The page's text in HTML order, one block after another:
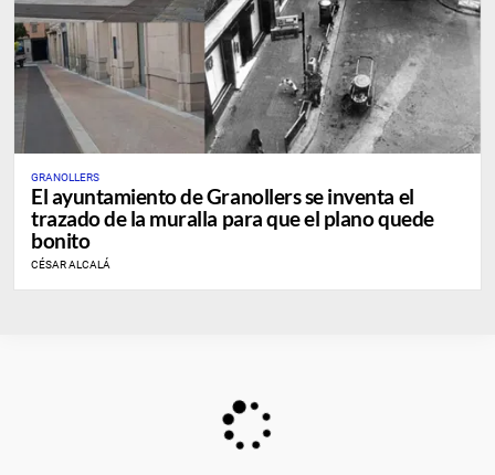
GRANOLLERS
El ayuntamiento de Granollers se inventa el
trazado de la muralla para que el plano quede
bonito
CÉSAR ALCALÁ